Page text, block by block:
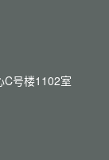
C号楼1102室